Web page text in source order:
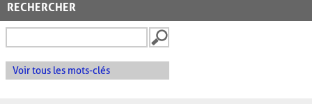
RECHERCHER
Voir tous les mots-clés